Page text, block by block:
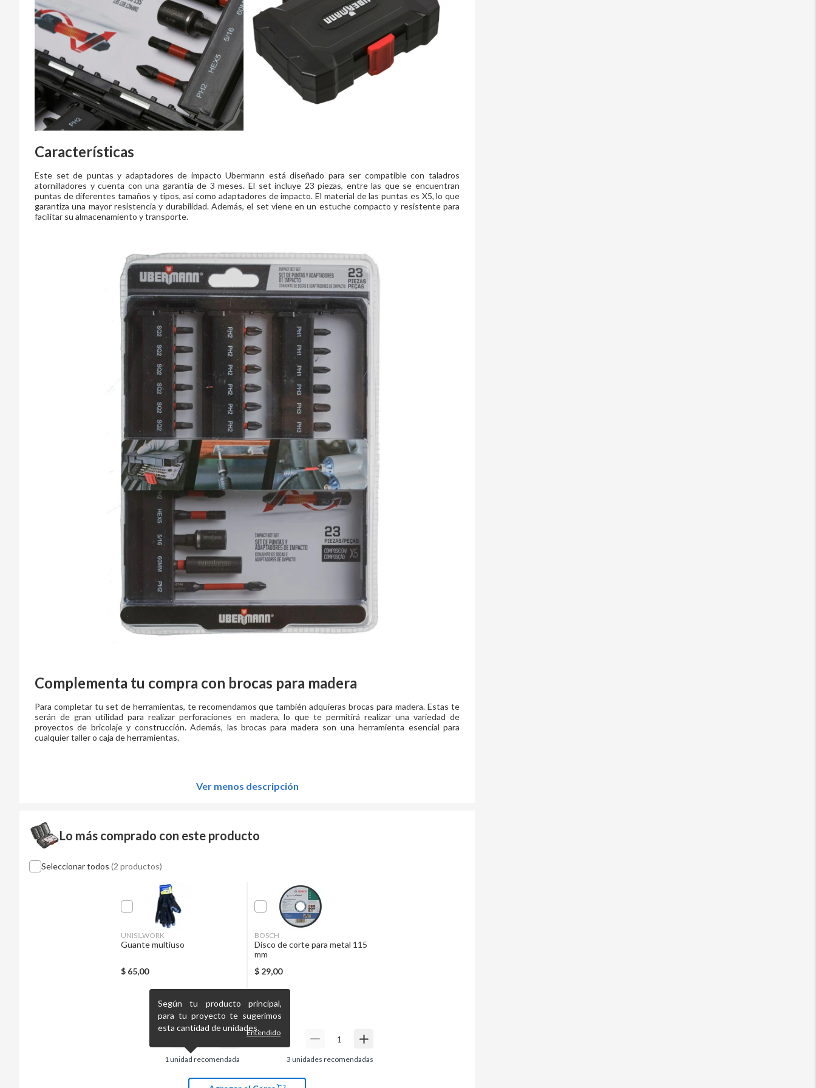
Características
Este set de puntas y adaptadores de impacto Ubermann está diseñado para ser compatible con taladros
atornilladores y cuenta con una garantía de 3 meses. El set incluye 23 piezas, entre las que se encuentran
puntas de diferentes tamaños y tipos, así como adaptadores de impacto. El material de las puntas es X5, lo que
garantiza una mayor resistencia y durabilidad. Además, el set viene en un estuche compacto y resistente para
facilitar su almacenamiento y transporte.
Complementa tu compra con brocas para madera
Para completar tu set de herramientas, te recomendamos que también adquieras brocas para madera. Estas te
serán de gran utilidad para realizar perforaciones en madera, lo que te permitirá realizar una variedad de
proyectos de bricolaje y construcción. Además, las brocas para madera son una herramienta esencial para
cualquier taller o caja de herramientas.
Ver menos descripción
Lo más comprado con este producto
Seleccionar todos (2 productos)
UNISILWORK
Guante multiuso
$ 65,00
1unidad recomendada
Según tu producto principal,
para tu proyecto te sugerimos
esta cantidad de unidades.Entendido
BOSCH
Disco de corte para metal 115
mm
$ 29,00
3 unidades recomendadas